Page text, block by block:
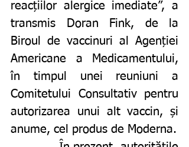
reacțiilor alergice imediate”, a
transmis Doran Fink, de la
Biroul de vaccinuri al Agenției
Americane a Medicamentului,
în timpul unei reuniuni a
Comitetului Consultativ pentru
autorizarea unui alt vaccin, și